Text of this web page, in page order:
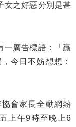
女之好惡分別是甚
一廣告標語：「贏
今日不妨想想：
協會家長全動網熱
上午9時至晚上6